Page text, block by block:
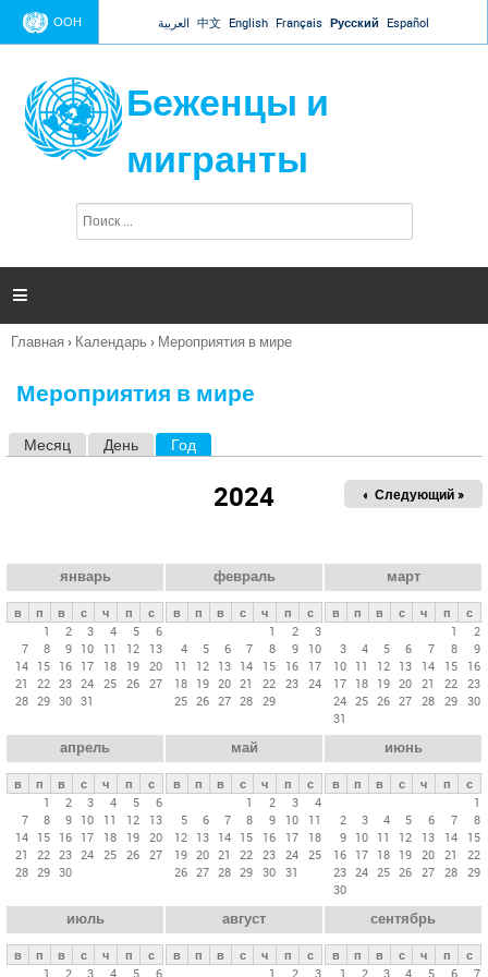
Jump to navigation
ООН العربية 中文 English Français Русский Español
Беженцы и
мигранты
п
и

Вы
Главная › Календарь › Мероприятия в мире
Мероприятия в мире
е
в
л
а
д
к
и
Месяц День Год
2024 « Пред.
Следующий »
январь
в п в с ч п
с
1
2 3 4 5
6
7
8 9 10 11 12
13
14 15 16 17 18 19 20
21
22 23 24 25 26 27
28 29 30 31
февраль
в п в с ч п
с
1
2
3
4
5 6 7 8 9
10
11
12 13 14 15 16
17
18 19 20 21 22 23 24
25 26 27 28 29
март
в п в с ч п
с
1
2
3
4 5 6 7 8
9
10 11 12 13 14 15
16
17 18 19 20 21 22 23
24 25 26 27 28 29 30
31
апрель
в п в с ч п
с
1
2 3 4 5
6
7
8 9 10 11 12
13
14 15 16 17 18 19 20
21
22 23 24 25 26 27
28 29 30
май
в п в с ч п
с
1
2 3
4
5
6 7 8 9 10
11
12 13 14 15 16 17
18
19 20 21 22 23 24 25
26 27 28 29 30 31
июнь
в п в с ч п
с
1
2
3 4 5 6 7
8
9 10 11 12 13 14
15
16 17 18 19 20 21
22
23 24 25 26 27 28 29
30
июль
в п в с ч п
с
1
2 3 4 5 6
август
в п в с ч п
с
1
2 3
сентябрь
в п в с ч п
с
1
2 3 4 5 6 7